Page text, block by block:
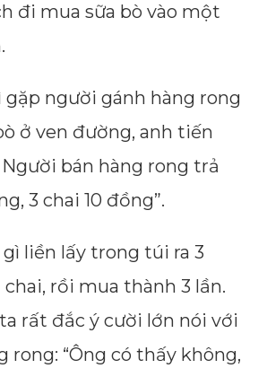
đi mua sữa bò vào một
người gánh hàng rong
ở ven đường, anh tiến
bán hàng rong trả
3 chai 10 đồng”.
liền lấy trong túi ra 3
rồi mua thành 3 lần.
rất đắc ý cười lớn nói với
rong: “Ông có thấy không,